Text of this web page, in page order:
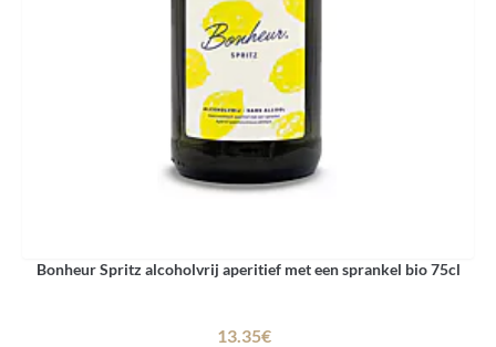
Bonheur Spritz alcoholvrij aperitief met een sprankel bio 75cl
13.35€